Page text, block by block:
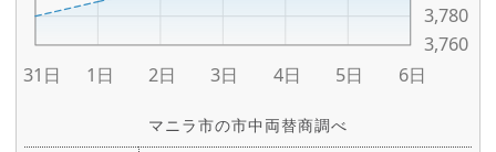
マニラ市の市中両替商調べ